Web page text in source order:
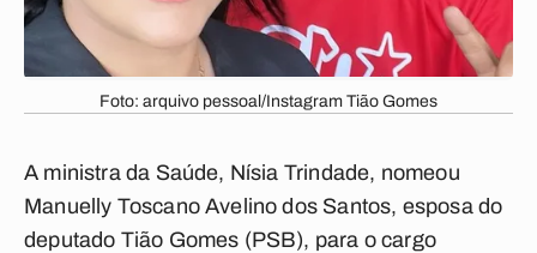
Foto: arquivo pessoal/Instagram Tião Gomes
A ministra da Saúde, Nísia Trindade, nomeou
Manuelly Toscano Avelino dos Santos, esposa do
deputado Tião Gomes (PSB), para o cargo